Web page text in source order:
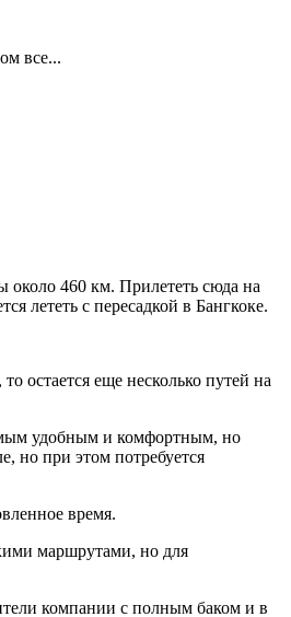
все...
около 460 км. Прилететь сюда на
лететь с пересадкой в Бангкоке.
остается еще несколько путей на
удобным и комфортным, но
но при этом потребуется
время.
маршрутами, но для
компании с полным баком и в